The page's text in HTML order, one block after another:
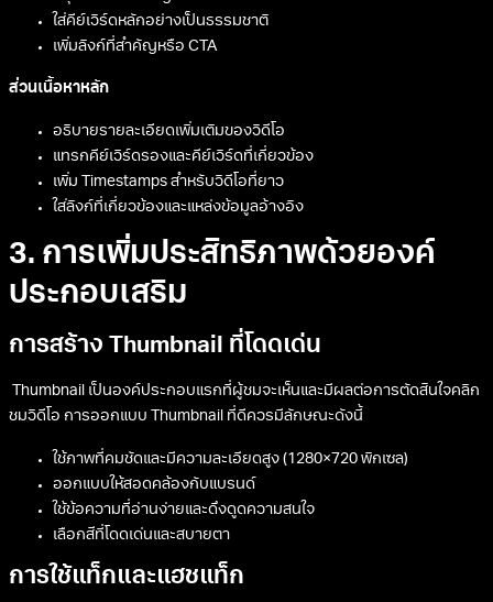
ใส่คีย์เวิร์ดหลักอย่างเป็นธรรมชาติ
เพิ่มลิงก์ที่สำคัญหรือ CTA
ส่วนเนื้อหาหลัก
อธิบายรายละเอียดเพิ่มเติมของวิดีโอ
แทรกคีย์เวิร์ดรองและคีย์เวิร์ดที่เกี่ยวข้อง
เพิ่ม Timestamps สำหรับวิดีโอที่ยาว
ใส่ลิงก์ที่เกี่ยวข้องและแหล่งข้อมูลอ้างอิง
3. การเพิ่มประสิทธิภาพด้วยองค์
ประกอบเสริม
การสร้าง Thumbnail ที่โดดเด่น
Thumbnail เป็นองค์ประกอบแรกที่ผู้ชมจะเห็นและมีผลต่อการตัดสินใจคลิก
ชมวิดีโอ การออกแบบ Thumbnail ที่ดีควรมีลักษณะดังนี้
ใช้ภาพที่คมชัดและมีความละเอียดสูง (1280×720 พิกเซล)
ออกแบบให้สอดคล้องกับแบรนด์
ใช้ข้อความที่อ่านง่ายและดึงดูดความสนใจ
เลือกสีที่โดดเด่นและสบายตา
การใช้แท็กและแฮชแท็ก